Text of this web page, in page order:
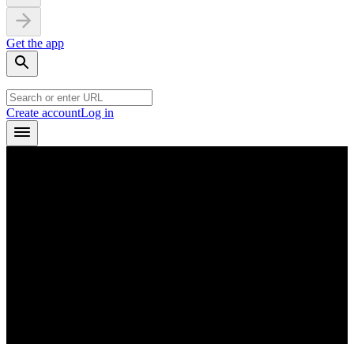
Get the app
Create accountLog in